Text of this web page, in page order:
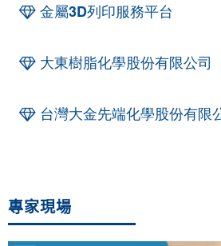
金屬3D列印服務平台
大東樹脂化學股份有限公司
台灣大金先端化學股份有限
專家現場